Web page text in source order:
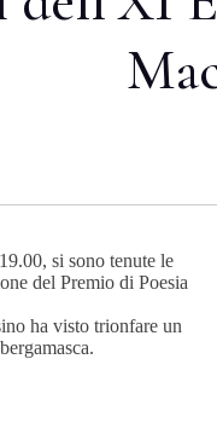
si sono tenute le
del Premio di Poesia
ha visto trionfare un